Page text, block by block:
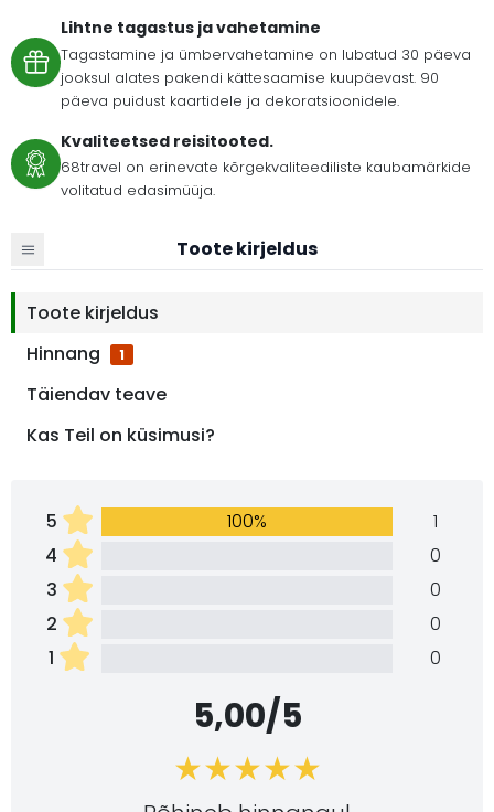
Lihtne tagastus ja vahetamine
Tagastamine ja ümbervahetamine on lubatud 30 päeva
jooksul alates pakendi kättesaamise kuupäevast. 90
päeva puidust kaartidele ja dekoratsioonidele.
Kvaliteetsed reisitooted.
68travel on erinevate kõrgekvaliteediliste kaubamärkide
volitatud edasimüüja.
Toote kirjeldus
Toote kirjeldus
Hinnang
1
Täiendav teave
Kas Teil on küsimusi?
5 100%
1
4
0
3
0
2
0
1
0
5,00/5